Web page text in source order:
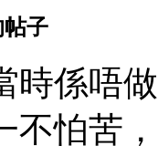
帖子
時係唔
不怕苦